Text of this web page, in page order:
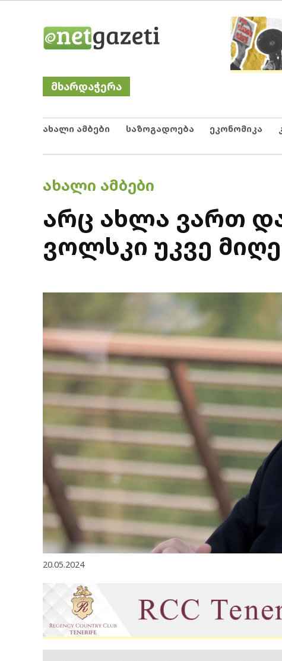
Netgazeti
მხარდაჭერა
ახალი ამბები საზოგადოება ეკონომიკა
POSTED
ᲐᲮᲐᲚᲘ ᲐᲛᲑᲔᲑᲘ
არც ახლა ვართ
ვოლსკი უკვე
20.05.2024